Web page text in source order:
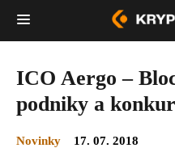
ICO Aergo –
podniky a
Novinky
17. 07. 2018